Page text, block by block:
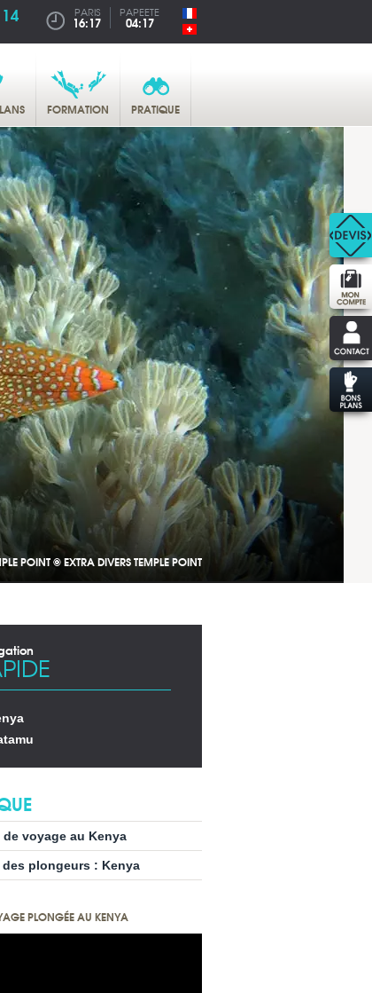
PARIS
16:17
PAPEETE
04:17
FORMATION PRATIQUE
POINT © EXTRA DIVERS TEMPLE POINT
de voyage au Kenya
des plongeurs : Kenya
PLONGÉE AU KENYA